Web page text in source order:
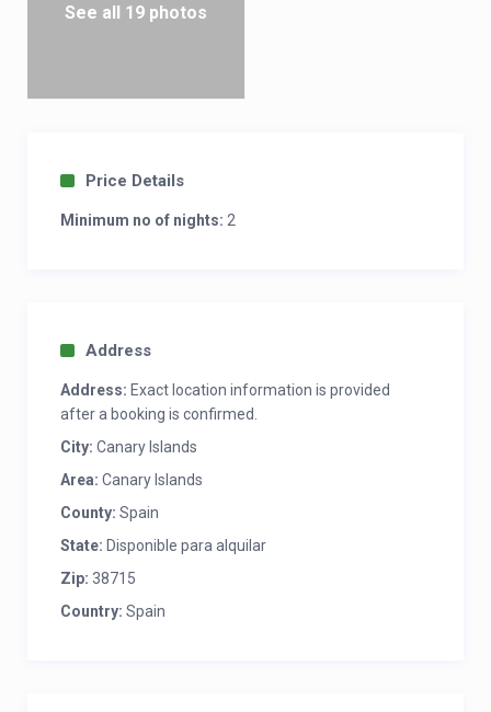
See all 19 photos
Price Details
Minimum no of nights: 2
Address
Address: Exact location information is provided
after a booking is confirmed.
City: Canary Islands
Area: Canary Islands
County: Spain
State: Disponible para alquilar
Zip: 38715
Country: Spain